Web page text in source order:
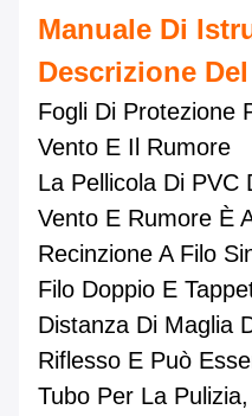
Manuale Di
Descrizione
Fogli Di Protezione
Vento E Il Rumore
La Pellicola Di PVC
Vento E Rumore È
Recinzione A Filo
Filo Doppio E
Distanza Di Maglia
Riflesso E Può
Tubo Per La